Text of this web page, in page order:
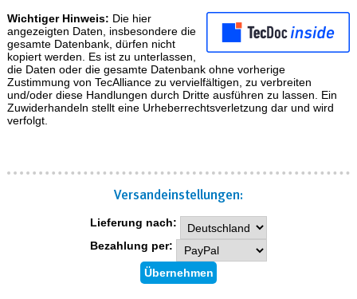
Wichtiger Hinweis: Die hier
angezeigten Daten, insbesondere die
gesamte Datenbank, dürfen nicht
kopiert werden. Es ist zu unterlassen,
die Daten oder die gesamte Datenbank ohne vorherige
Zustimmung von TecAlliance zu vervielfältigen, zu verbreiten
und/oder diese Handlungen durch Dritte ausführen zu lassen. Ein
Zuwiderhandeln stellt eine Urheberrechtsverletzung dar und wird
verfolgt.
Versand­einstellungen:
Lieferung nach:
Bezahlung per: